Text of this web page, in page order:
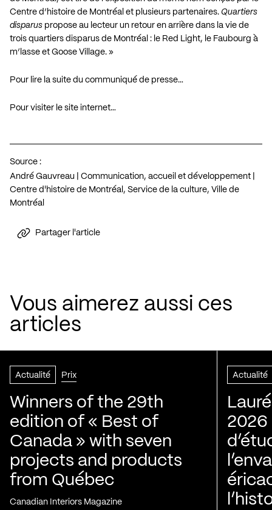
Centre d’histoire de Montréal et plusieurs partenaires. Quartiers
disparus propose au lecteur un retour en arrière dans la vie de
trois quartiers disparus de Montréal : le Red Light, le Faubourg à
m’lasse et Goose Village. »
Pour lire la suite du communiqué de presse…
Pour visiter le site internet…
Source :
André Gauvreau | Communication, accueil et développement |
Centre d'histoire de Montréal, Service de la culture, Ville de
Montréal
Partager l'article
Vous aimerez aussi ces
articles
Actualité Prix
Winners of the 29th
edition of « Best of
Canada » with seven
projects and products
from Québec
Canadian Interiors Magazine
Actualité
2026